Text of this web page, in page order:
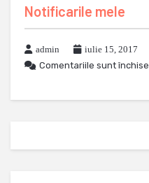
Notificarile mele
admin
iulie 15, 2017
Comentariile sunt închise